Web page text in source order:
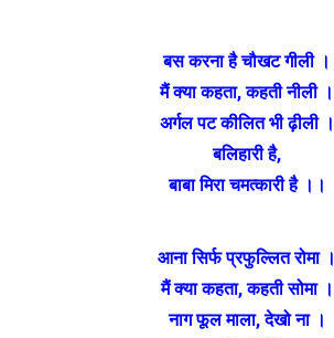
बस करना है चौखट गीली ।
मैं क्या कहता,कहती नीली ।
अर्गल पट कीलित भी ढ़ीली ।
बलिहारी है,
बाबा मिरा चमत्कारी है ।।
आना सिर्फ प्रफुल्लित रोमा ।
मैं क्या कहता,कहती सोमा ।
नाग फूल माला,देखो ना ।